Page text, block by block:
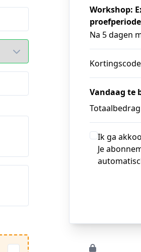
Workshop:
Na 5 dagen
Kortingscode
Vandaag te
Ik ga
Je